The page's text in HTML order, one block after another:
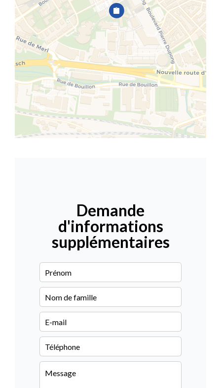
Demande
d'informations
supplémentaires